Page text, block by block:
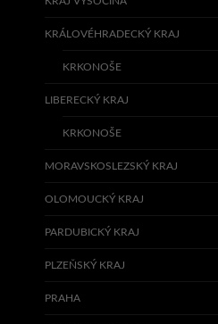
KRÁLOVÉHRADECKÝ KRAJ
KRKONOŠE
LIBERECKÝ KRAJ
KRKONOŠE
MORAVSKOSLEZSKÝ KRAJ
OLOMOUCKÝ KRAJ
PARDUBICKÝ KRAJ
PLZEŇSKÝ KRAJ
PRAHA